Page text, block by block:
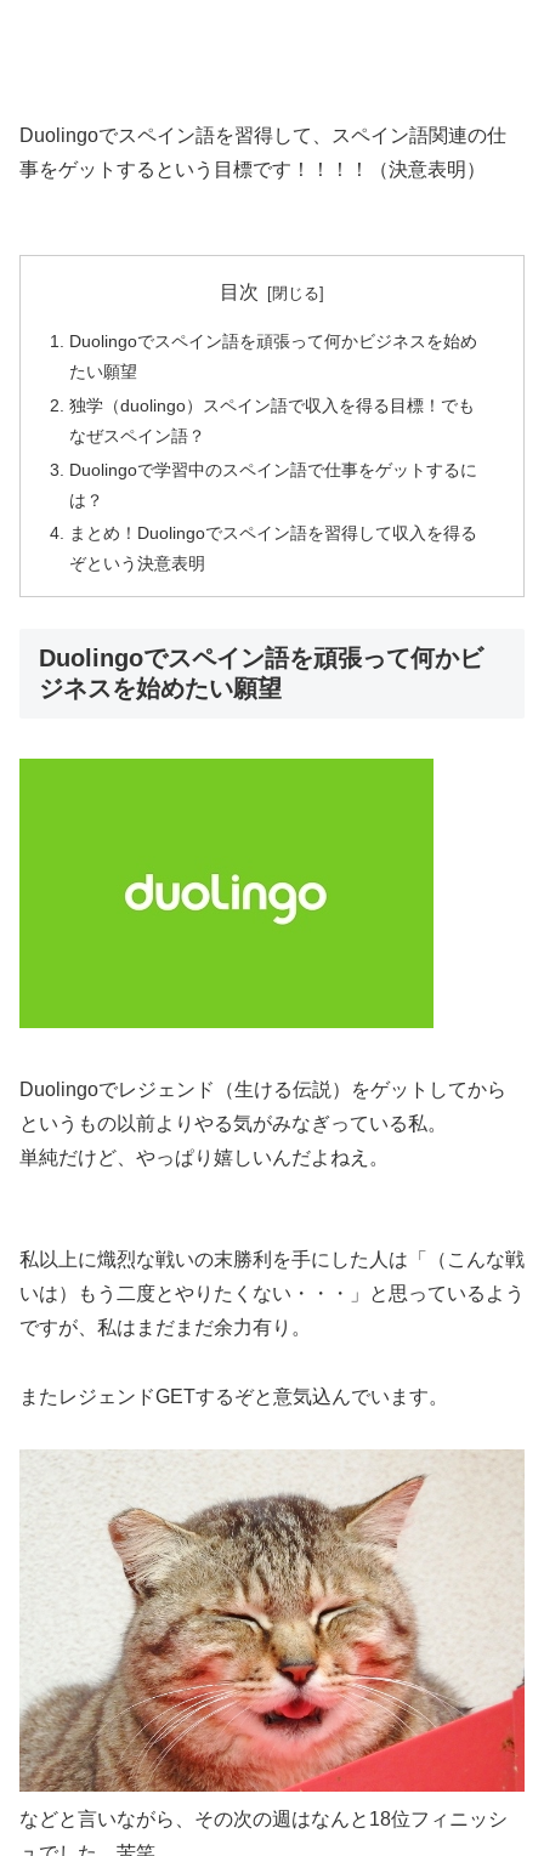
Duolingoでスペイン語を習得して、スペイン語関連の仕
事をゲットするという目標です！！！！（決意表明）
目次
Duolingoでスペイン語を頑張って何かビジネスを始め
たい願望
独学（duolingo）スペイン語で収入を得る目標！でも
なぜスペイン語？
Duolingoで学習中のスペイン語で仕事をゲットするに
は？
まとめ！Duolingoでスペイン語を習得して収入を得る
ぞという決意表明
Duolingoでスペイン語を頑張って何かビ
ジネスを始めたい願望
Duolingoでレジェンド（生ける伝説）をゲットしてから
というもの以前よりやる気がみなぎっている私。
単純だけど、やっぱり嬉しいんだよねえ。
私以上に熾烈な戦いの末勝利を手にした人は「（こんな戦
いは）もう二度とやりたくない・・・」と思っているよう
ですが、私はまだまだ余力有り。
またレジェンドGETするぞと意気込んでいます。
などと言いながら、その次の週はなんと18位フィニッシ